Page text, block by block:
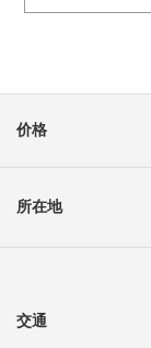
价格
所在地
交通